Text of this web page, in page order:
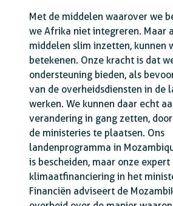
Met de middelen waarover we
we Afrika niet integreren. Maar
middelen slim inzetten, kunnen
betekenen. Onze kracht is dat
ondersteuning bieden, als
van de overheidsdiensten in de
werken. We kunnen daar echt
verandering in gang zetten,
de ministeries te plaatsen. Ons
landenprogramma in
is bescheiden, maar onze expert
klimaatfinanciering in het
Financiën adviseert de